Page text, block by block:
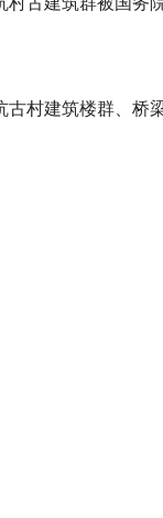
村建筑楼群、桥